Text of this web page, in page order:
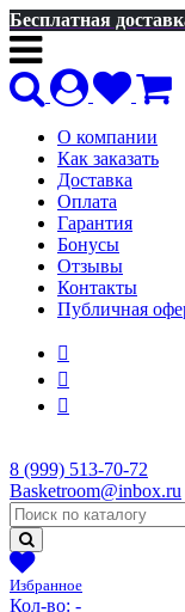
Бесплатная
О компании
Как заказать
Доставка
Оплата
Гарантия
Бонусы
Отзывы
Контакты
Публичная
8 (999) 513-70-72
Basketroom@inbox.ru
Избранное
Кол-во: -